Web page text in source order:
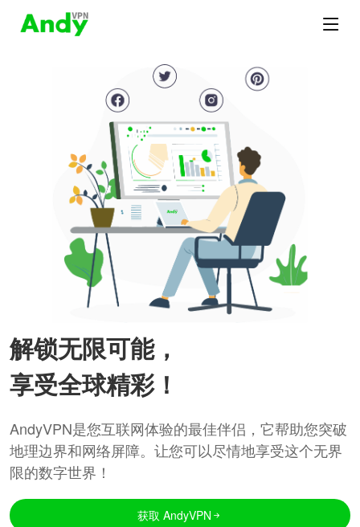
解锁无限可能，
享受全球精彩！
AndyVPN是您互联网体验的最佳伴侣，它帮助您突破
地理边界和网络屏障。让您可以尽情地享受这个无界
限的数字世界！
获取 AndyVPN